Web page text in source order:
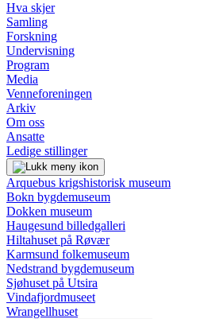
Hva skjer
Samling
Forskning
Undervisning
Program
Media
Venneforeningen
Arkiv
Om oss
Ansatte
Ledige stillinger
Arquebus krigshistorisk museum
Bokn bygdemuseum
Dokken museum
Haugesund billedgalleri
Hiltahuset på Røvær
Karmsund folkemuseum
Nedstrand bygdemuseum
Sjøhuset på Utsira
Vindafjordmuseet
Wrangellhuset